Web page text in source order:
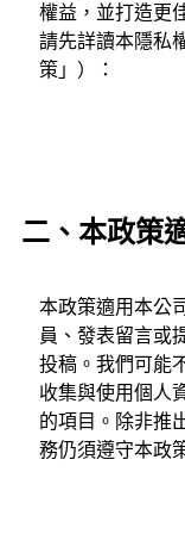
權益，並打造更
請先詳讀本隱私
策」）：
二、本政策
本政策適用本公
員、發表留言或
投稿。我們可能
收集與使用個人
的項目。除非推
務仍須遵守本政